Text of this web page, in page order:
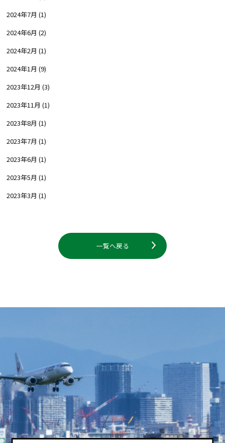
2024年7月 (1)
2024年6月 (2)
2024年2月 (1)
2024年1月 (9)
2023年12月 (3)
2023年11月 (1)
2023年8月 (1)
2023年7月 (1)
2023年6月 (1)
2023年5月 (1)
2023年3月 (1)
一覧へ戻る